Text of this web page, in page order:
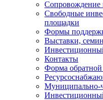
Сопровождение
Свободные
площадки
Формы
Выставки,
Контакты
Форма обратной
Муниципально-